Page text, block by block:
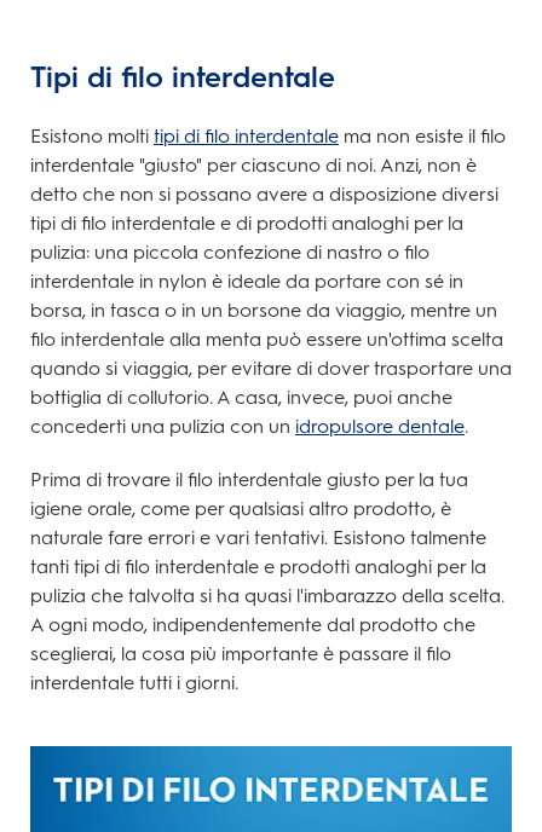
Tipi di filo interdentale
Esistono molti tipi di filo interdentale ma non esiste il filo
interdentale "giusto" per ciascuno di noi. Anzi, non è
detto che non si possano avere a disposizione diversi
tipi di filo interdentale e di prodotti analoghi per la
pulizia: una piccola confezione di nastro o filo
interdentale in nylon è ideale da portare con sé in
borsa, in tasca o in un borsone da viaggio, mentre un
filo interdentale alla menta può essere un'ottima scelta
quando si viaggia, per evitare di dover trasportare una
bottiglia di collutorio. A casa, invece, puoi anche
concederti una pulizia con un idropulsore dentale.
Prima di trovare il filo interdentale giusto per la tua
igiene orale, come per qualsiasi altro prodotto, è
naturale fare errori e vari tentativi. Esistono talmente
tanti tipi di filo interdentale e prodotti analoghi per la
pulizia che talvolta si ha quasi l'imbarazzo della scelta.
A ogni modo, indipendentemente dal prodotto che
sceglierai, la cosa più importante è passare il filo
interdentale tutti i giorni.